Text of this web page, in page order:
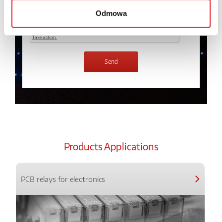
Odmowa
Products Applications
PCB relays for electronics